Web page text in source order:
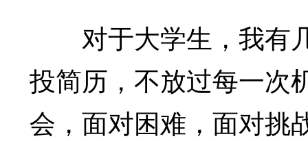
对于大学生，我有
投简历，不放过每一次
会，面对困难，面对挑